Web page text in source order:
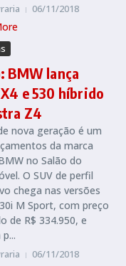
06/11/2018
BMW lança
e 530 híbrido
Z4
nova geração é um
da marca
no Salão do
O SUV de perfil
chega nas versões
M Sport, com preço
de R$ 334.950, e
06/11/2018